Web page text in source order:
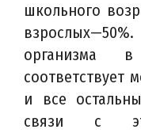
школьного
организма
соответствует
и все
связи с